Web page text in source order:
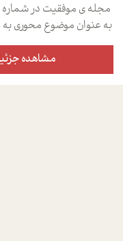
مجله ی موفقیت در
به عنوان موضوع محوری به
سمی پرداخته است؛ علاوه
گویی اختصاصی داشته ایم
جامعه شناس در بخش
مشاهده